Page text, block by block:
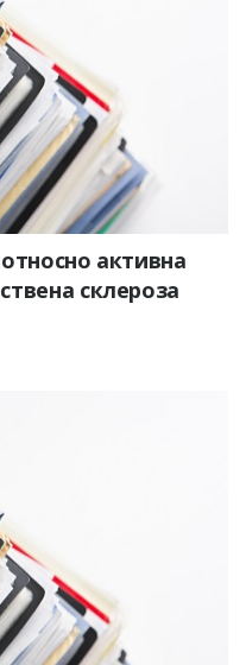
активна
склероза